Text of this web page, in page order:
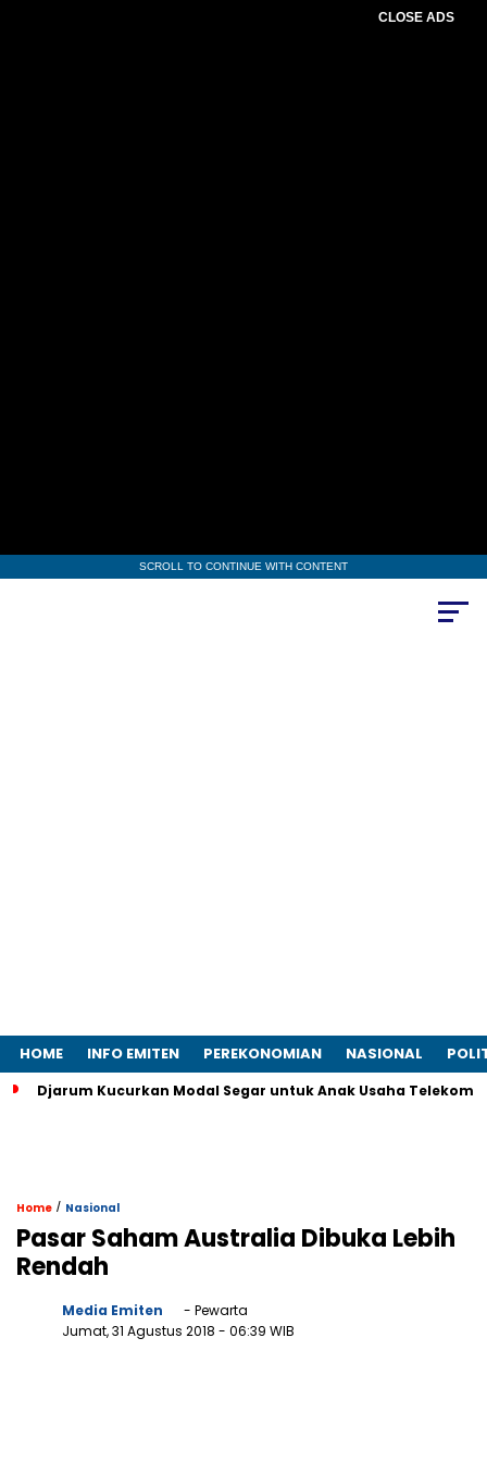
CLOSE ADS
SCROLL TO CONTINUE WITH CONTENT
HOME INFO EMITEN PEREKONOMIAN NASIONAL
Djarum Kucurkan Modal Segar untuk Anak Usaha
Home / Nasional
Pasar Saham Australia Dibuka Lebih
Rendah
Media Emiten
- Pewarta
Jumat, 31 Agustus 2018 - 06:39 WIB